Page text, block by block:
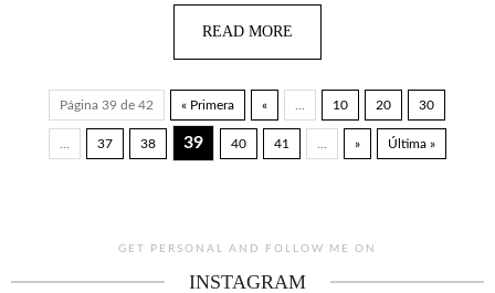
READ MORE
Página 39 de 42 « Primera « 10 20 30
37 38 39 40 41 » Última »
GET PERSONAL AND FOLLOW ME ON
INSTAGRAM